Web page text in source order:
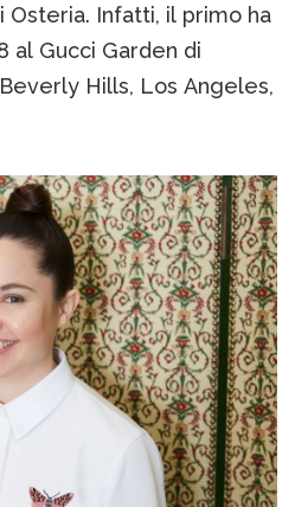
Osteria. Infatti, il primo ha
al Gucci Garden di
Hills, Los Angeles,